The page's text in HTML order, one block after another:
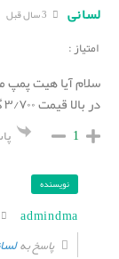
لسانی
امتیاز :
در بالا قیمت ۳/۷۰۰ گذاشته اید.آیا نمونه اصلی آلمانی است. متشکرم
1
نویسنده
admindma
پاسخ به